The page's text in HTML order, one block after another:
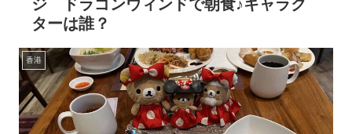
ジ ドラゴンウィンドで朝食♪キャラク
ターは誰？
香港